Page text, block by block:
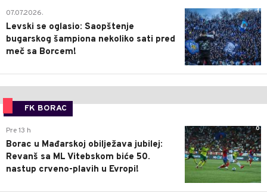
1
07.07.2026.
Levski se oglasio: Saopštenje
bugarskog šampiona nekoliko sati pred
meč sa Borcem!
FK BORAC
0
Pre 13 h
Borac u Mađarskoj obilježava jubilej:
Revanš sa ML Vitebskom biće 50.
nastup crveno-plavih u Evropi!